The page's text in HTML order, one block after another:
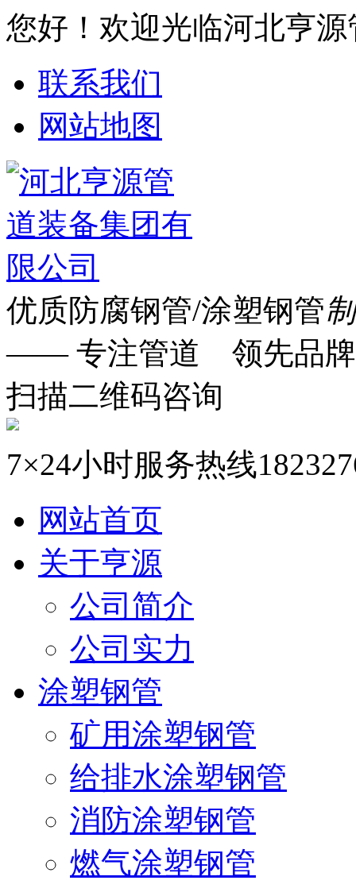
您好！欢迎光临河北亨
联系我们
网站地图
优质防腐钢管/涂塑钢管
—— 专注管道 领先品
扫描二维码咨询
7×24小时服务热线
网站首页
关于亨源
公司简介
公司实力
涂塑钢管
矿用涂塑钢管
给排水涂塑钢管
消防涂塑钢管
燃气涂塑钢管